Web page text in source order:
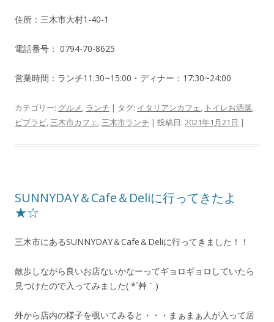
住所：三木市大村1-40-1
電話番号： 0794-70-8625
営業時間：ランチ11:30~15:00・ディナー：17:30~24:00
カテゴリー: グルメ, ランチ | タグ: イタリアンカフェ, トイレお洒落,
ビブラビ, 三木市カフェ, 三木市ランチ | 投稿日: 2021年1月21日 |
SUNNYDAY＆Cafe＆Deliに行ってきたよ
★☆
三木市にあるSUNNYDAY＆Cafe＆Deliに行ってきました！！
散歩しながら良いお店ないかなーってギョロギョロしていたら
見つけたので入ってみました( *´艸｀)
外から店内の様子を覗いてみると・・・まぁまぁ人が入って居